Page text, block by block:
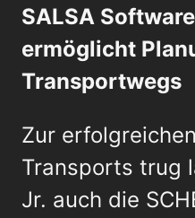
SALSA
ermöglicht
Transportwegs
Zur
Transports trug
Jr. auch die